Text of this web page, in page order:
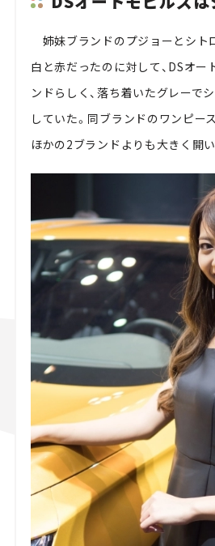
姉妹ブランドのプジョーとシト
白と赤だったのに対して、DSオー
ンドらしく、落ち着いたグレーで
していた。同ブランドのワンピー
ほかの2ブランドよりも大きく開